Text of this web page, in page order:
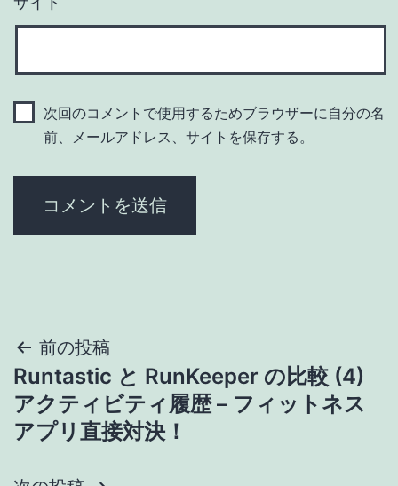
次回のコメントで使用するためブラウザーに自分の名
前、メールアドレス、サイトを保存する。
投
稿
ナ
ビ
前の投稿
Runtastic と RunKeeper の比較 (4)
アクティビティ履歴 – フィットネス
アプリ直接対決！